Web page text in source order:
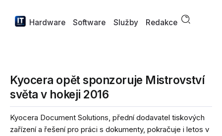
Hardware Software Služby Redakce
Kyocera opět sponzoruje Mistrovství
světa v hokeji 2016
Kyocera Document Solutions, přední dodavatel tiskových
zařízení a řešení pro práci s dokumenty, pokračuje i letos v